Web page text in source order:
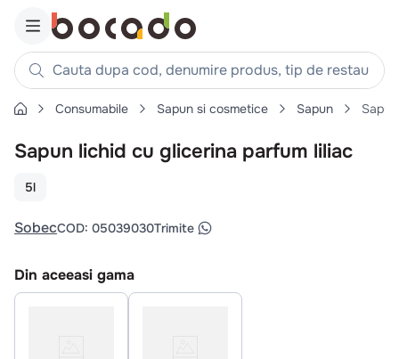
Cauta dupa cod, denumire produs, tip de restaurant,
Căutări populare
1. cartofi
.
4. chifle
5 .
6. coaste
Consumabile Sapun si cosmetice Sapun
Sapun lichid cu glicerina parfum liliac
5l
SobecCOD: 05039030Trimite
Din aceeasi gama